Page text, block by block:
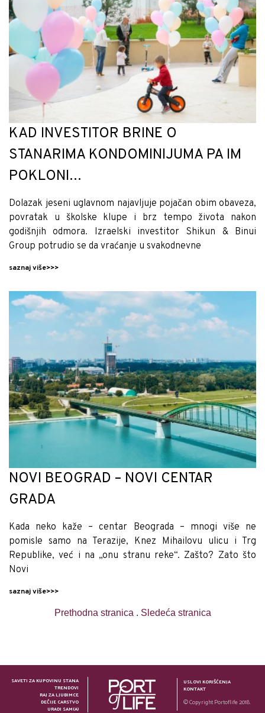
KAD INVESTITOR BRINE O
STANARIMA KONDOMINIJUMA PA IM
POKLONI…
Dolazak jeseni uglavnom najavljuje pojačan obim obaveza,
povratak u školske klupe i brz tempo života nakon
godišnjih odmora. Izraelski investitor Shikun & Binui
Group potrudio se da vraćanje u svakodnevne
saznaj više>>>
NOVI BEOGRAD – NOVI CENTAR
GRADA
Kada neko kaže – centar Beograda – mnogi više ne
pomisle samo na Terazije, Knez Mihailovu ulicu i Trg
Republike, već i na „onu stranu reke“. Zašto? Zato što
Novi
saznaj više>>>
Prethodna stranica . Sledeća stranica
SAVETI ZA KUPOVINU STANA
TRENDOVI
RAJ ZA LJUBIMCE
DEČIJE CARSTVO
URADI SAM(A)
USLOVI KORIŠĆENJA
KONTAKT
© Copyright Portoflife 2018.